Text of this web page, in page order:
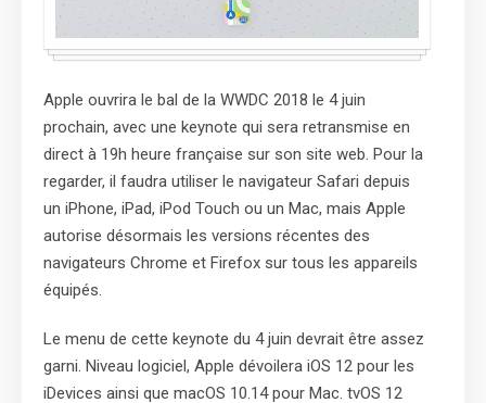
Apple ouvrira le bal de la WWDC 2018 le 4 juin
prochain, avec une keynote qui sera retransmise en
direct à 19h heure française sur son site web. Pour la
regarder, il faudra utiliser le navigateur Safari depuis
un iPhone, iPad, iPod Touch ou un Mac, mais Apple
autorise désormais les versions récentes des
navigateurs Chrome et Firefox sur tous les appareils
équipés.
Le menu de cette keynote du 4 juin devrait être assez
garni. Niveau logiciel, Apple dévoilera iOS 12 pour les
iDevices ainsi que macOS 10.14 pour Mac. tvOS 12